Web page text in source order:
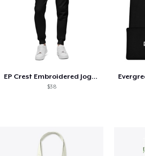
EP Crest Embroidered Joggers
$38